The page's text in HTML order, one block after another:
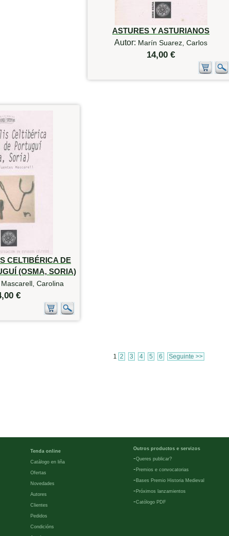
ASTURES Y ASTURIANOS
Autor: Marín Suarez, Carlos
14,00 €
CELTIBÉRICA DE
(OSMA, SORIA)
Carolina
€
1 2 3 4 5 6 Seguinte >>
Tenda online
Catálogo en liña
Ofertas
Novedades
Autores
Clientes
Pedidos
Condicións
Outros productos e servizos
-Queres publicar?
- Premios e convocatorias
- Bases Premio Historia Medieval
- Próximos lanzamientos
-Católogo PDF